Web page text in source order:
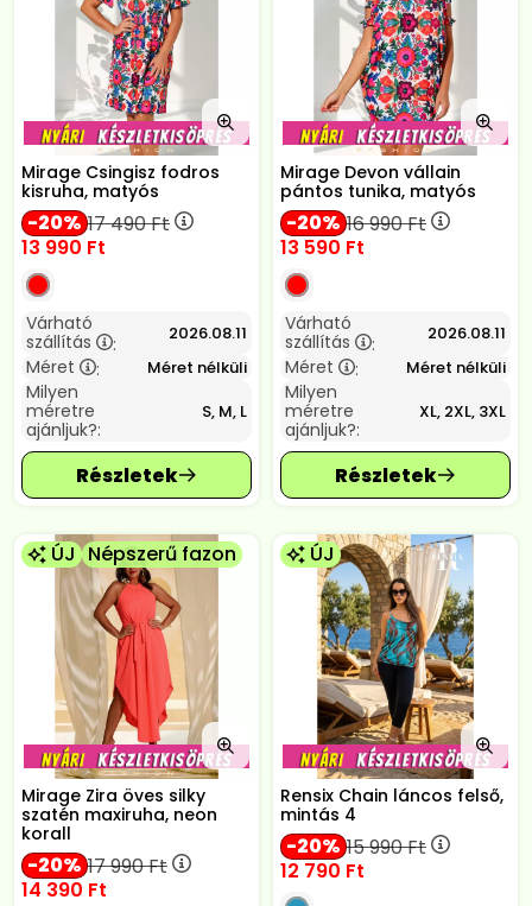
Mirage Csingisz fodros
kisruha, matyós
20 17 490Ft
13 990 Ft
Várható
szállítás
: 2026.08.11
Méret : Méret nélküli
Milyen
méretre
ajánljuk?:
S, M, L
Mirage Devon vállain
pántos tunika, matyós
20 16 990Ft
13 590 Ft
Várható
szállítás
: 2026.08.11
Méret : Méret nélküli
Milyen
méretre
ajánljuk?:
XL, 2XL, 3XL
ÚJ Népszerű fazon
Mirage Zira öves silky
szatén maxiruha, neon
korall
20 17 990Ft
14 390 Ft
ÚJ
Rensix Chain láncos felső,
mintás 4
20 15 990Ft
12 790 Ft